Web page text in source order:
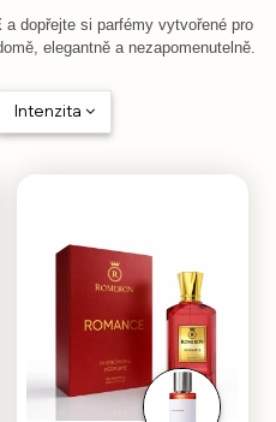
a dopřejte si parfémy vytvořené pro
elegantně a nezapomenutelně.
Intenzita